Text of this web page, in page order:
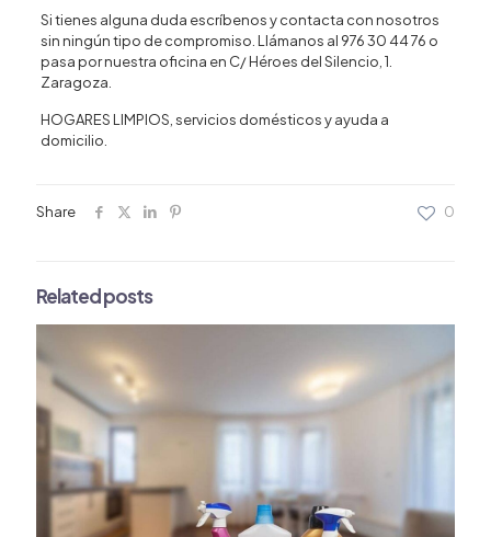
Si tienes alguna duda escríbenos y contacta con nosotros
sin ningún tipo de compromiso. Llámanos al 976 30 44 76 o
pasa por nuestra oficina en C/ Héroes del Silencio, 1.
Zaragoza.
HOGARES LIMPIOS, servicios domésticos y ayuda a
domicilio.
Share 0
Related posts